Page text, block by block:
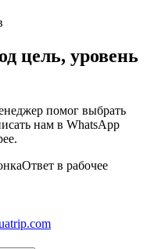
цель, уровень
помог выбрать
нам в WhatsApp
Ответ в рабочее